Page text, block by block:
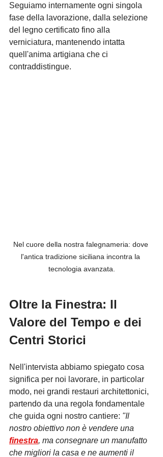
Seguiamo internamente ogni singola
fase della lavorazione, dalla selezione
del legno certificato fino alla
verniciatura, mantenendo intatta
quell'anima artigiana che ci
contraddistingue.
Nel cuore della nostra falegnameria: dove
l'antica tradizione siciliana incontra la
tecnologia avanzata.
Oltre la Finestra: Il
Valore del Tempo e dei
Centri Storici
Nell'intervista abbiamo spiegato cosa
significa per noi lavorare, in particolar
modo, nei grandi restauri architettonici,
partendo da una regola fondamentale
che guida ogni nostro cantiere: "Il
nostro obiettivo non è vendere una
finestra, ma consegnare un manufatto
che migliori la casa e ne aumenti il